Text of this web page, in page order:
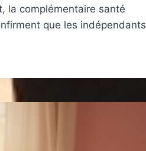
la complémentaire santé
que les indépendants